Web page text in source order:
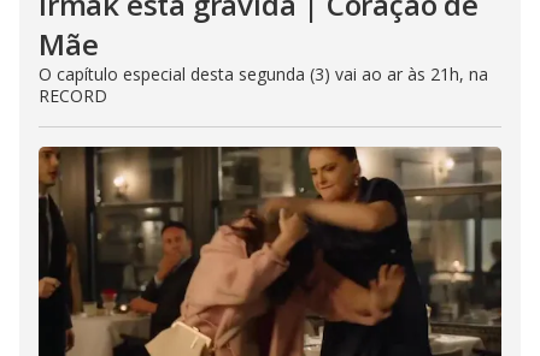
Mãe
O capítulo especial desta segunda (3) vai ao ar às 21h, na
RECORD